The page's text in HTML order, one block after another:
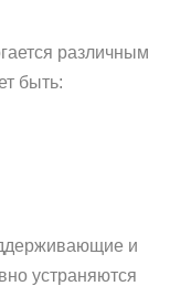
различным
быть:
и
устраняются